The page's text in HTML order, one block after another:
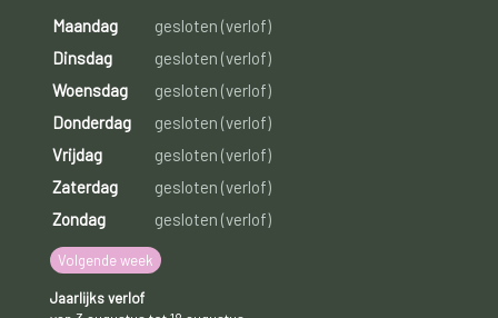
Maandag
gesloten (verlof)
Dinsdag
gesloten (verlof)
Woensdag
gesloten (verlof)
Donderdag
gesloten (verlof)
Vrijdag
gesloten (verlof)
Zaterdag
gesloten (verlof)
Zondag
gesloten (verlof)
Volgende week
Jaarlijks verlof